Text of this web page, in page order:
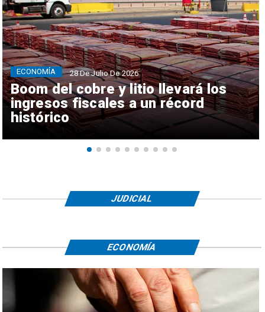
Boom del cobre y litio llevará los
ingresos fiscales a un récord
histórico
ECONOMÍA 28 De Julio De 2026
JUDICIAL
ECONOMÍA